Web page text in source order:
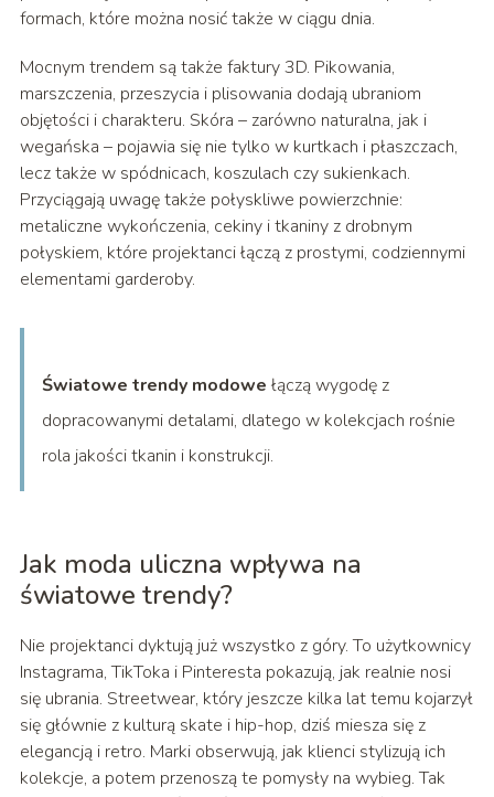
formach, które można nosić także w ciągu dnia.
Mocnym trendem są także faktury 3D. Pikowania,
marszczenia, przeszycia i plisowania dodają ubraniom
objętości i charakteru. Skóra – zarówno naturalna, jak i
wegańska – pojawia się nie tylko w kurtkach i płaszczach,
lecz także w spódnicach, koszulach czy sukienkach.
Przyciągają uwagę także połyskliwe powierzchnie:
metaliczne wykończenia, cekiny i tkaniny z drobnym
połyskiem, które projektanci łączą z prostymi, codziennymi
elementami garderoby.
Światowe trendy modowe łączą wygodę z
dopracowanymi detalami, dlatego w kolekcjach rośnie
rola jakości tkanin i konstrukcji.
Jak moda uliczna wpływa na
światowe trendy?
Nie projektanci dyktują już wszystko z góry. To użytkownicy
Instagrama, TikToka i Pinteresta pokazują, jak realnie nosi
się ubrania. Streetwear, który jeszcze kilka lat temu kojarzył
się głównie z kulturą skate i hip-hop, dziś miesza się z
elegancją i retro. Marki obserwują, jak klienci stylizują ich
kolekcje, a potem przenoszą te pomysły na wybieg. Tak